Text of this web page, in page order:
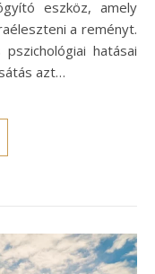
eszköz, amely
a reményt.
hatásai
azt…